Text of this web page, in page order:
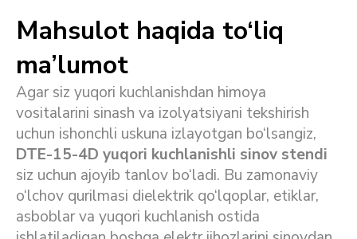
Mahsulot haqida to‘liq
ma’lumot
Agar siz yuqori kuchlanishdan himoya
vositalarini sinash va izolyatsiyani tekshirish
uchun ishonchli uskuna izlayotgan bo‘lsangiz,
DTE-15-4D yuqori kuchlanishli sinov stendi
siz uchun ajoyib tanlov bo‘ladi. Bu zamonaviy
o‘lchov qurilmasi dielektrik qo‘lqoplar, etiklar,
asboblar va yuqori kuchlanish ostida